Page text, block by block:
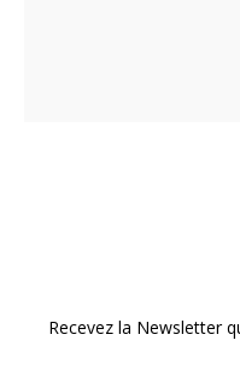
Recevez la Newsletter